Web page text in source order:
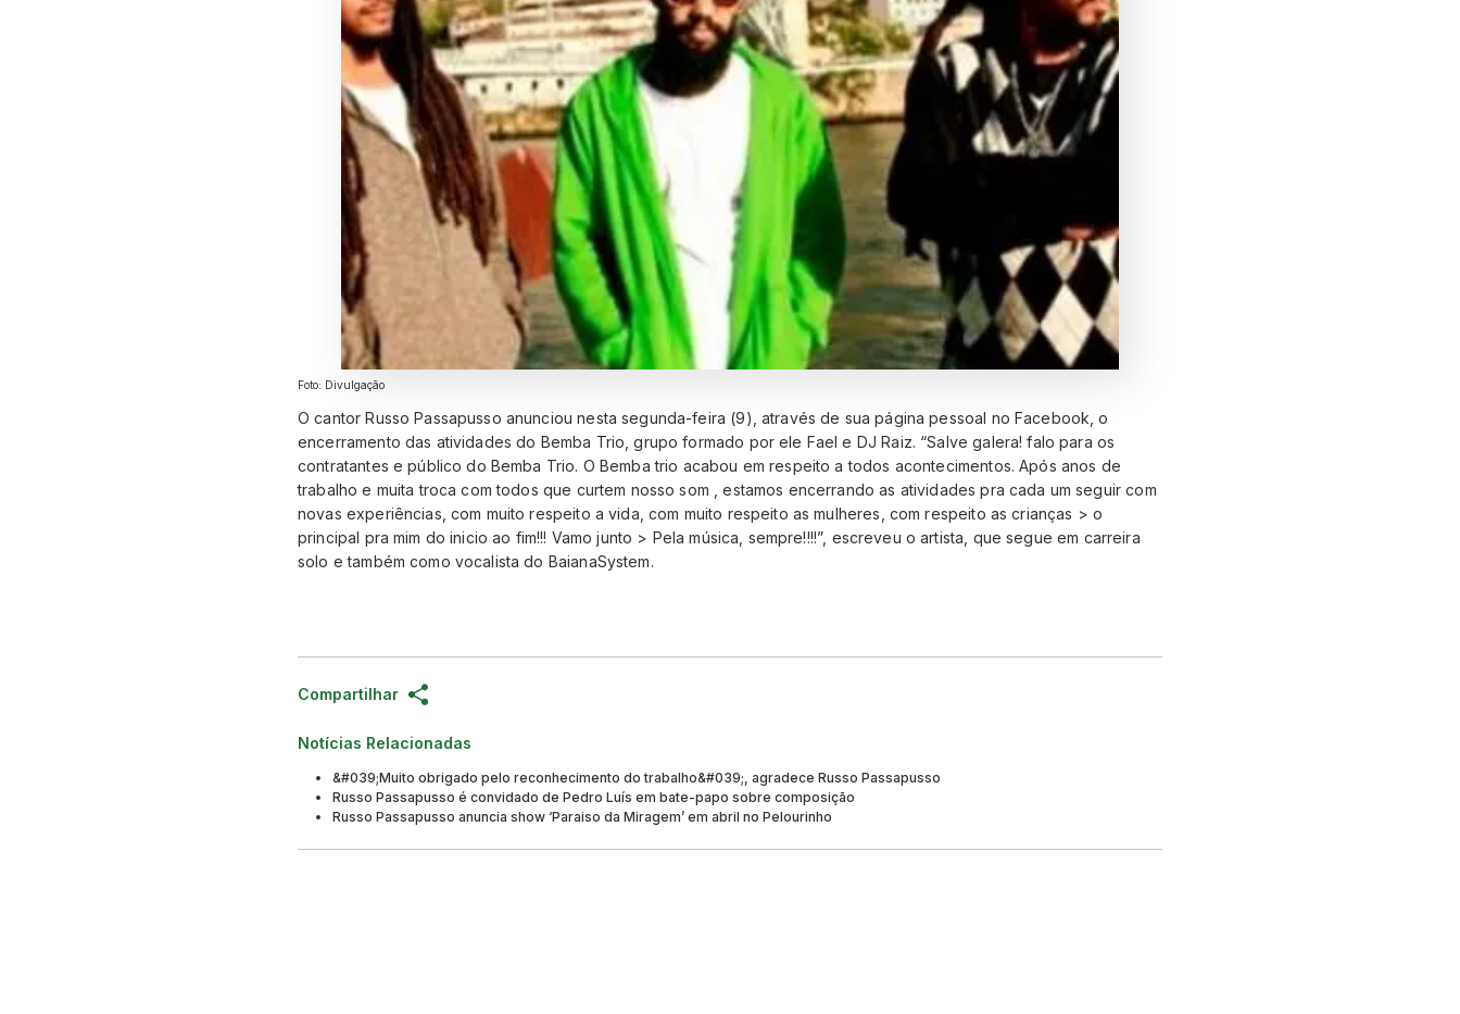
Foto: Divulgação
O cantor Russo Passapusso anunciou nesta segunda-feira (9), através de sua página pessoal no Facebook, o
encerramento das atividades do Bemba Trio, grupo formado por ele Fael e DJ Raiz. “Salve galera! falo para os
contratantes e público do Bemba Trio. O Bemba trio acabou em respeito a todos acontecimentos. Após anos de
trabalho e muita troca com todos que curtem nosso som , estamos encerrando as atividades pra cada um seguir com
novas experiências, com muito respeito a vida, com muito respeito as mulheres, com respeito as crianças > o
principal pra mim do inicio ao fim!!! Vamo junto > Pela música, sempre!!!!”, escreveu o artista, que segue em carreira
solo e também como vocalista do BaianaSystem.
Compartilhar
Notícias Relacionadas
&#039;Muito obrigado pelo reconhecimento do trabalho&#039;, agradece Russo Passapusso
Russo Passapusso é convidado de Pedro Luís em bate-papo sobre composição
Russo Passapusso anuncia show ‘Paraiso da Miragem’ em abril no Pelourinho